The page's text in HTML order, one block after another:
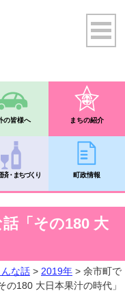
の皆様へ まちの紹介
済・まちづくり 町政情報
「その180 大
な話 > 2019年 > 余市町で
の180 大日本果汁の時代」